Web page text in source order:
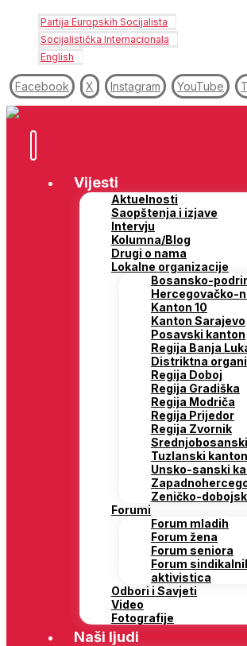
Partija Europskih Socijalista
Socijalistička Internacionala
English
Facebook X Instagram YouTube
Vijesti
Aktuelnosti
Saopštenja i izjave
Intervju
Kolumna/Blog
Drugi o nama
Lokalne organizacije
Bosansko-
Hercegovačko-
Kanton 10
Kanton Sarajevo
Posavski kanton
Regija Banja
Distriktna
Regija Doboj
Regija Gradiška
Regija Modriča
Regija Prijedor
Regija Zvornik
Tuzlanski kanton
Unsko-sanski
Zeničko-
Forumi
Forum mladih
Forum žena
Forum seniora
Forum
aktivistica
Odbori i Savjeti
Video
Fotografije
Naši ljudi